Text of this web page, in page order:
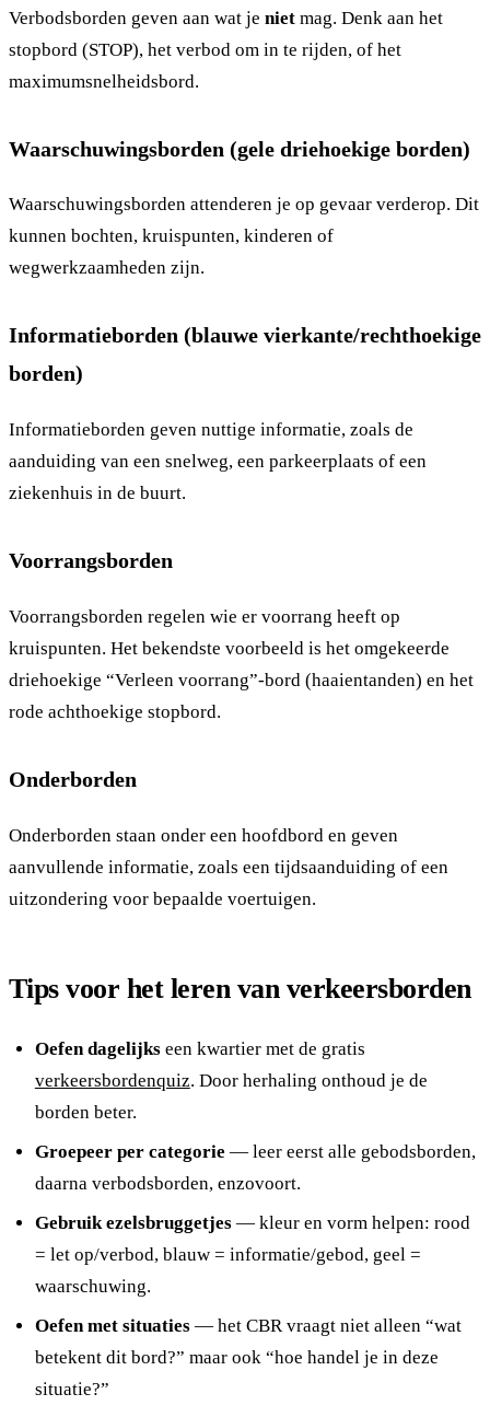
Verbodsborden geven aan wat je niet mag. Denk aan het
stopbord (STOP), het verbod om in te rijden, of het
maximumsnelheidsbord.
Waarschuwingsborden (gele driehoekige borden)
Waarschuwingsborden attenderen je op gevaar verderop. Dit
kunnen bochten, kruispunten, kinderen of
wegwerkzaamheden zijn.
Informatieborden (blauwe vierkante/rechthoekige
borden)
Informatieborden geven nuttige informatie, zoals de
aanduiding van een snelweg, een parkeerplaats of een
ziekenhuis in de buurt.
Voorrangsborden
Voorrangsborden regelen wie er voorrang heeft op
kruispunten. Het bekendste voorbeeld is het omgekeerde
driehoekige “Verleen voorrang”-bord (haaientanden) en het
rode achthoekige stopbord.
Onderborden
Onderborden staan onder een hoofdbord en geven
aanvullende informatie, zoals een tijdsaanduiding of een
uitzondering voor bepaalde voertuigen.
Tips voor het leren van verkeersborden
Oefen dagelijkseen kwartier met de gratis
verkeersbordenquiz. Door herhaling onthoud je de
borden beter.
Groepeer per categorie — leer eerst alle gebodsborden,
daarna verbodsborden, enzovoort.
Gebruik ezelsbruggetjes— kleur en vorm helpen: rood
= let op/verbod, blauw = informatie/gebod, geel =
waarschuwing.
Oefen met situaties— het CBR vraagt niet alleen “wat
betekent dit bord?” maar ook “hoe handel je in deze
situatie?”